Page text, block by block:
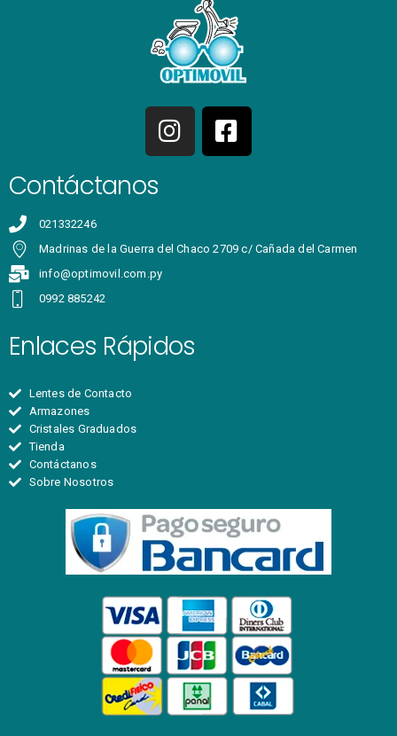
Contáctanos
021332246
Madrinas de la Guerra del Chaco 2709 c/ Cañada del Carmen
info@optimovil.com.py
0992 885242
Enlaces Rápidos
Lentes de Contacto
Armazones
Cristales Graduados
Tienda
Contáctanos
Sobre Nosotros